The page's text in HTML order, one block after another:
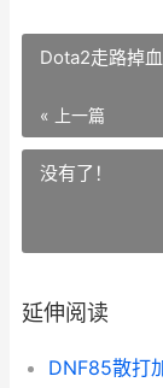
Dota2走路掉
« 上一篇
没有了！
延伸阅读
DNF85散打